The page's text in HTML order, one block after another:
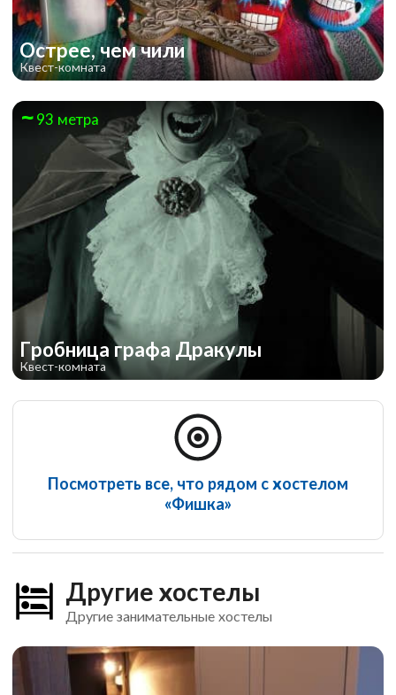
Острее, чем чили
Квест-комната
93 метра
Гробница графа Дракулы
Квест-комната
Посмотреть все, что рядом с хостелом
«Фишка»
Другие хостелы
Другие занимательные хостелы